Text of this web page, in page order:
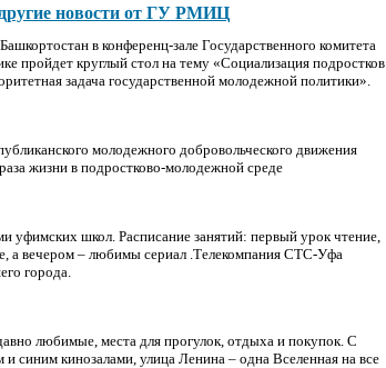
новости от ГУ РМИЦ
в конференц-зале Государственного комитета
пройдет круглый стол на тему «Социализация подростков
задача государственной молодежной политики».
молодежного добровольческого движения
жизни в подростково-молодежной среде
уфимских школ. Расписание занятий: первый урок чтение,
а вечером – любимы сериал .Телекомпания СТС-Уфа
города.
любимые, места для прогулок, отдыха и покупок. С
синим кинозалами, улица Ленина – одна Вселенная на все